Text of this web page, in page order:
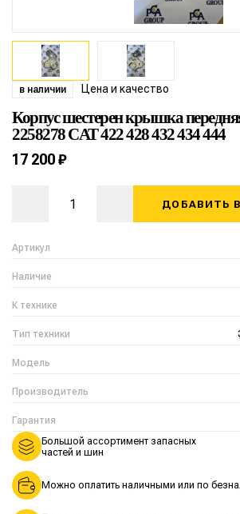
в наличии Цена и качество
Корпус шестерен крышка
2258278 CAT 422 428 432 434 444
Артикул
Наличие
К технике
Тип техники
Модель
Производитель
Гарантия
17 200 ₽
ДОБАВИТЬ
Большой ассортимент запасных
частей и шин
Можно оплатить наличными или по